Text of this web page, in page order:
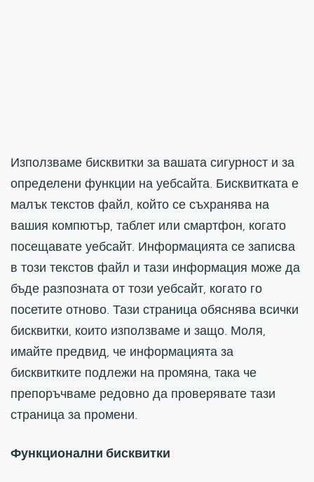
Използваме бисквитки за вашата сигурност и за
определени функции на уебсайта. Бисквитката е
малък текстов файл, който се съхранява на
вашия компютър, таблет или смартфон, когато
посещавате уебсайт. Информацията се записва
в този текстов файл и тази информация може да
бъде разпозната от този уебсайт, когато го
посетите отново. Тази страница обяснява всички
бисквитки, които използваме и защо. Моля,
имайте предвид, че информацията за
бисквитките подлежи на промяна, така че
препоръчваме редовно да проверявате тази
страница за промени.
Функционални бисквитки